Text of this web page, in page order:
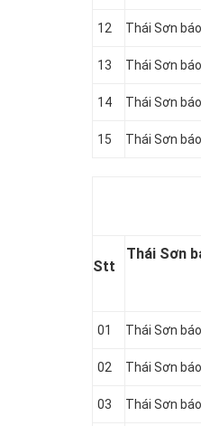
12 Thái Sơn
13 Thái Sơn
14 Thái Sơn
15 Thái Sơn
Stt
Thái Sơn
01 Thái Sơn
02 Thái Sơn
03 Thái Sơn